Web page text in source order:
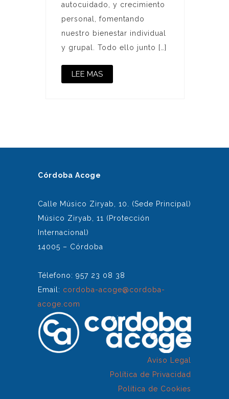
autocuidado, y crecimiento
personal, fomentando
nuestro bienestar individual
y grupal. Todo ello junto […]
LEE MAS
Córdoba Acoge
Calle Músico Ziryab, 10. (Sede Principal)
Músico Ziryab, 11 (Protección
Internacional)
14005 – Córdoba
Télefono: 957 23 08 38
Email: cordoba-acoge@cordoba-
acoge.com
Aviso Legal
Política de Privacidad
Política de Cookies